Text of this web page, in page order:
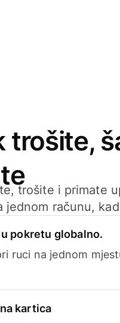
trošite,
trošite i primate
računu,
pokretu globalno.
ruci na jednom
kartica